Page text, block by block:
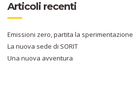
Articoli recenti
Emissioni zero, partita la sperimentazione
La nuova sede di SORIT
Una nuova avventura